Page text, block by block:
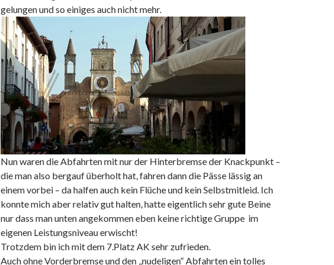
gelungen und so einiges auch nicht mehr.
Nun waren die Abfahrten mit nur der Hinterbremse der Knackpunkt –
die man also bergauf überholt hat, fahren dann die Pässe lässig an
einem vorbei – da halfen auch kein Flüche und kein Selbstmitleid. Ich
konnte mich aber relativ gut halten, hatte eigentlich sehr gute Beine
nur dass man unten angekommen eben keine richtige Gruppe im
eigenen Leistungsniveau erwischt!
Trotzdem bin ich mit dem 7.Platz AK sehr zufrieden.
Auch ohne Vorderbremse und den „nudeligen“ Abfahrten ein tolles